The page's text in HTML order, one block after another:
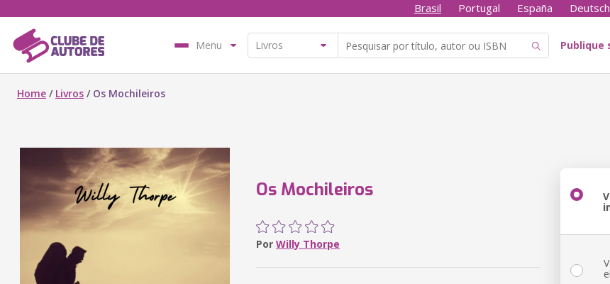
Brasil Portugal España
Menu Publique
Home / Livros / Os Mochileiros
Os Mochileiros
Por Willy Thorpe